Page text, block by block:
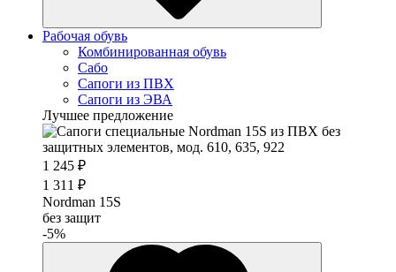
Рабочая обувь
Комбинированная обувь
Сабо
Сапоги из ПВХ
Сапоги из ЭВА
Лучшее предложение
1 245 ₽
1 311 ₽
Nordman 15S
без защит
-5%